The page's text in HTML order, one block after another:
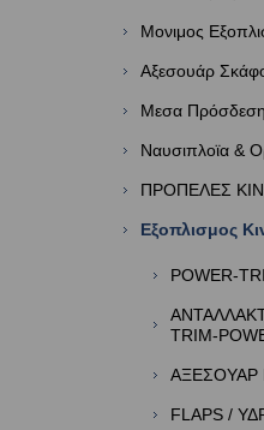
Μονιμος
Αξεσουάρ
Μεσα
Ναυσιπλοϊα &
ΠΡΟΠΕΛΕΣ
Εξοπλισμος
POWER-
TRIM-
ΑΞΕΣΟΥΑΡ
FLAPS /